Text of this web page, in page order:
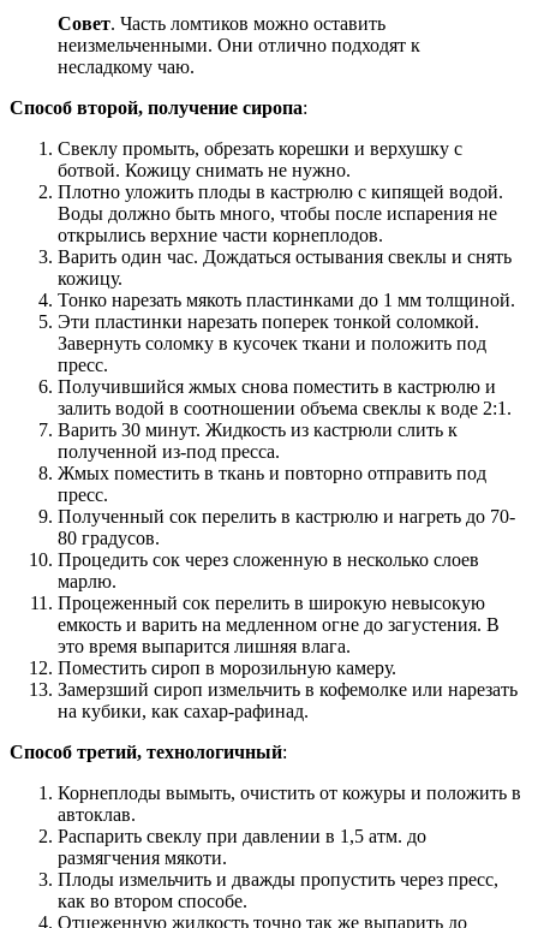
Совет. Часть ломтиков можно оставить
неизмельченными. Они отлично подходят к
несладкому чаю.
Способ второй, получение сиропа:
Свеклу промыть, обрезать корешки и верхушку с
ботвой. Кожицу снимать не нужно.
Плотно уложить плоды в кастрюлю с кипящей водой.
Воды должно быть много, чтобы после испарения не
открылись верхние части корнеплодов.
Варить один час. Дождаться остывания свеклы и снять
кожицу.
Тонко нарезать мякоть пластинками до 1 мм толщиной.
Эти пластинки нарезать поперек тонкой соломкой.
Завернуть соломку в кусочек ткани и положить под
пресс.
Получившийся жмых снова поместить в кастрюлю и
залить водой в соотношении объема свеклы к воде 2:1.
Варить 30 минут. Жидкость из кастрюли слить к
полученной из-под пресса.
Жмых поместить в ткань и повторно отправить под
пресс.
Полученный сок перелить в кастрюлю и нагреть до 70-
80 градусов.
Процедить сок через сложенную в несколько слоев
марлю.
Процеженный сок перелить в широкую невысокую
емкость и варить на медленном огне до загустения. В
это время выпарится лишняя влага.
Поместить сироп в морозильную камеру.
Замерзший сироп измельчить в кофемолке или нарезать
на кубики, как сахар-рафинад.
Способ третий, технологичный:
Корнеплоды вымыть, очистить от кожуры и положить в
автоклав.
Распарить свеклу при давлении в 1,5 атм. до
размягчения мякоти.
Плоды измельчить и дважды пропустить через пресс,
как во втором способе.
Отцеженную жидкость точно так же выпарить до